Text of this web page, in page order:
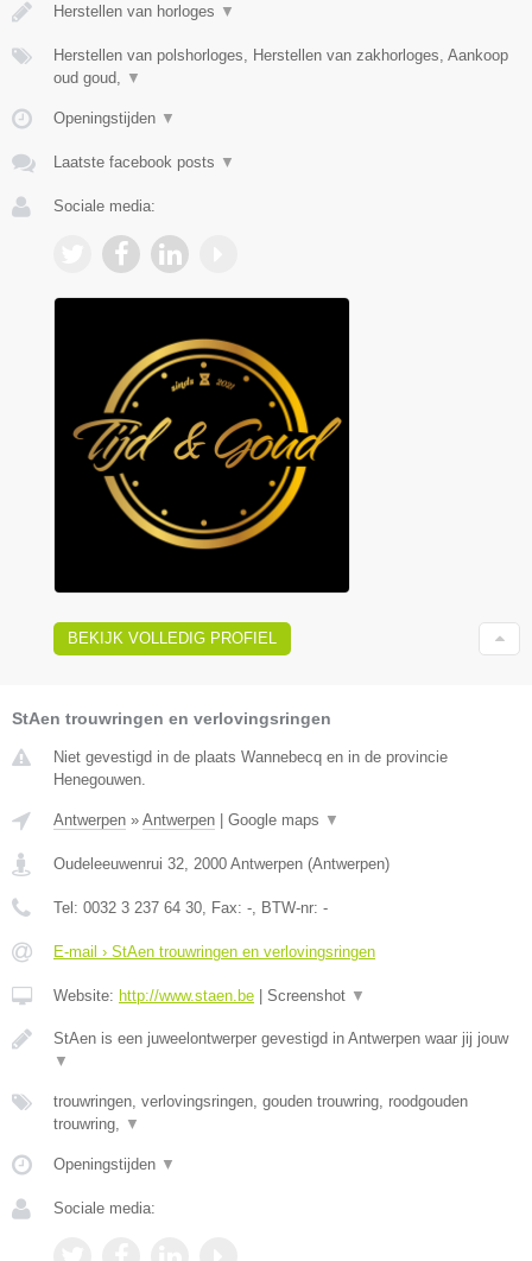
Herstellen van horloges ▼
Herstellen van polshorloges, Herstellen van zakhorloges, Aankoop
oud goud,
▼
Openingstijden ▼
Laatste facebook posts ▼
Sociale media:
BEKIJK VOLLEDIG PROFIEL
StAen trouwringen en verlovingsringen
Niet gevestigd in de plaats Wannebecq en in de provincie
Henegouwen.
Antwerpen » Antwerpen | Google maps ▼
Oudeleeuwenrui 32 2000 Antwerpen (Antwerpen)
Tel: 0032 3 237 64 30 , Fax: - , BTW-nr: -
E-mail › StAen trouwringen en verlovingsringen
Website: http://www.staen.be | Screenshot ▼
StAen is een juweelontwerper gevestigd in Antwerpen waar jij jouw
▼
trouwringen, verlovingsringen, gouden trouwring, roodgouden
trouwring,
▼
Openingstijden ▼
Sociale media: